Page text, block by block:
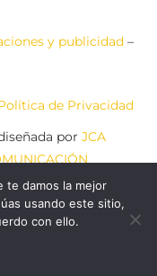
y publicidad –
de Privacidad
por JCA
te damos la mejor
usando este sitio,
con ello.